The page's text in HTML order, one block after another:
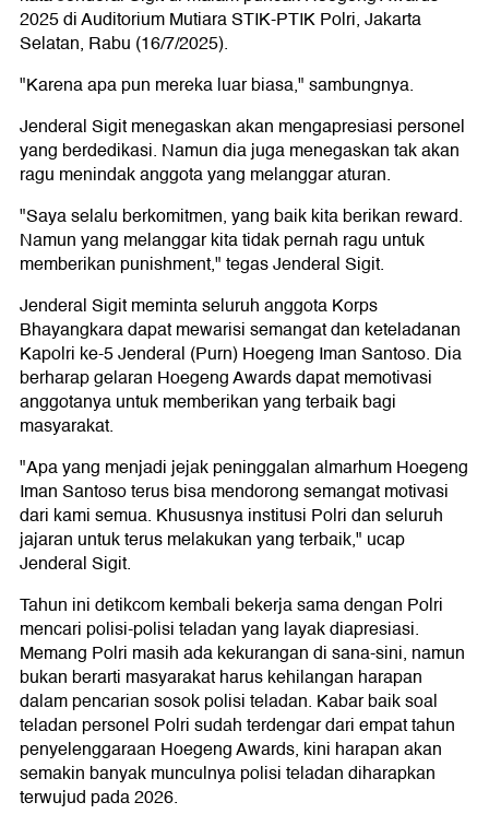
2025 di Auditorium Mutiara STIK-PTIK Polri, Jakarta
Selatan, Rabu (16/7/2025).
"Karena apa pun mereka luar biasa," sambungnya.
Jenderal Sigit menegaskan akan mengapresiasi personel
yang berdedikasi. Namun dia juga menegaskan tak akan
ragu menindak anggota yang melanggar aturan.
"Saya selalu berkomitmen, yang baik kita berikan reward.
Namun yang melanggar kita tidak pernah ragu untuk
memberikan punishment," tegas Jenderal Sigit.
Jenderal Sigit meminta seluruh anggota Korps
Bhayangkara dapat mewarisi semangat dan keteladanan
Kapolri ke-5 Jenderal (Purn) Hoegeng Iman Santoso. Dia
berharap gelaran Hoegeng Awards dapat memotivasi
anggotanya untuk memberikan yang terbaik bagi
masyarakat.
"Apa yang menjadi jejak peninggalan almarhum Hoegeng
Iman Santoso terus bisa mendorong semangat motivasi
dari kami semua. Khususnya institusi Polri dan seluruh
jajaran untuk terus melakukan yang terbaik," ucap
Jenderal Sigit.
Tahun ini detikcom kembali bekerja sama dengan Polri
mencari polisi-polisi teladan yang layak diapresiasi.
Memang Polri masih ada kekurangan di sana-sini, namun
bukan berarti masyarakat harus kehilangan harapan
dalam pencarian sosok polisi teladan. Kabar baik soal
teladan personel Polri sudah terdengar dari empat tahun
penyelenggaraan Hoegeng Awards, kini harapan akan
semakin banyak munculnya polisi teladan diharapkan
terwujud pada 2026.